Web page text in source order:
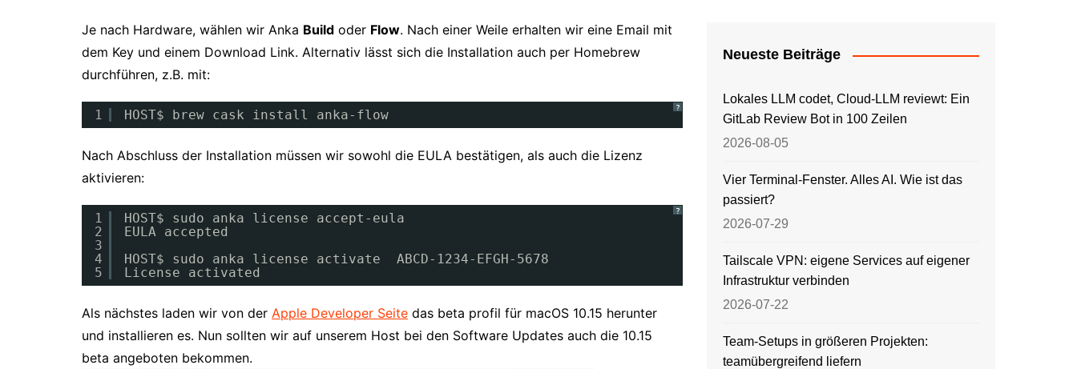
Je nach Hardware, wählen wir Anka Build oder Flow. Nach einer Weile erhalten wir eine Email mit
dem Key und einem Download Link. Alternativ lässt sich die Installation auch per Homebrew
durchführen, z.B. mit:
?
1 HOST$ brew cask install anka-flow
Nach Abschluss der Installation müssen wir sowohl die EULA bestätigen, als auch die Lizenz
aktivieren:
?
1
2
3
4
5
HOST$ sudo anka license accept-eula
EULA accepted
HOST$ sudo anka license activate  ABCD-1234-EFGH-5678
License activated
Als nächstes laden wir von der Apple Developer Seite das beta profil für macOS 10.15 herunter
und installieren es. Nun sollten wir auf unserem Host bei den Software Updates auch die 10.15
beta angeboten bekommen.
Neueste Beiträge
Lokales LLM codet, Cloud-LLM reviewt: Ein
GitLab Review Bot in 100 Zeilen
2026-08-05
Vier Terminal-Fenster. Alles AI. Wie ist das
passiert?
2026-07-29
Tailscale VPN: eigene Services auf eigener
Infrastruktur verbinden
2026-07-22
Team-Setups in größeren Projekten:
teamübergreifend liefern